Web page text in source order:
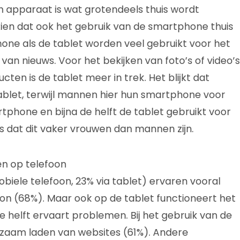
apparaat is wat grotendeels thuis wordt
dat ook het gebruik van de smartphone thuis
als de tablet worden veel gebruikt voor het
nieuws. Voor het bekijken van foto’s of video’s
is de tablet meer in trek. Het blijkt dat
terwijl mannen hier hun smartphone voor
en bijna de helft de tablet gebruikt voor
dat dit vaker vrouwen dan mannen zijn.
op telefoon
telefoon, 23% via tablet) ervaren vooral
(68%). Maar ook op de tablet functioneert het
helft ervaart problemen. Bij het gebruik van de
laden van websites (61%). Andere